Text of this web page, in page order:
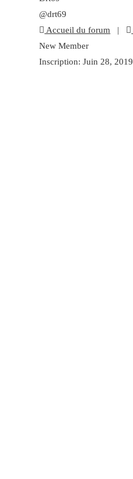
@drt69
Accueil du forum |
New Member
Inscription: Juin 28, 2019